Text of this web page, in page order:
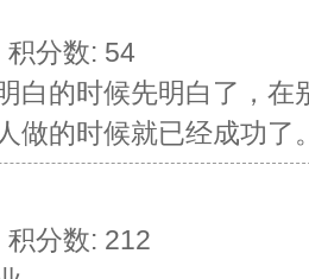
积分数: 54
白的时候先明白了，
做的时候就已经成功了
积分数: 212